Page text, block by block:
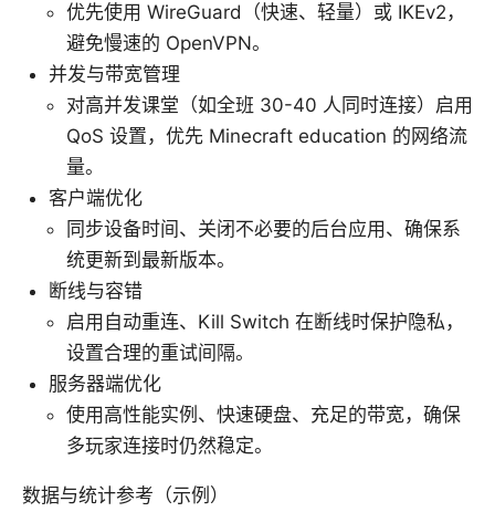
优先使用 WireGuard（快速、轻量）或 IKEv2，
避免慢速的 OpenVPN。
并发与带宽管理
对高并发课堂（如全班 30-40 人同时连接）启用
QoS 设置，优先 Minecraft education 的网络流
量。
客户端优化
同步设备时间、关闭不必要的后台应用、确保系
统更新到最新版本。
断线与容错
启用自动重连、Kill Switch 在断线时保护隐私，
设置合理的重试间隔。
服务器端优化
使用高性能实例、快速硬盘、充足的带宽，确保
多玩家连接时仍然稳定。
数据与统计参考（示例）